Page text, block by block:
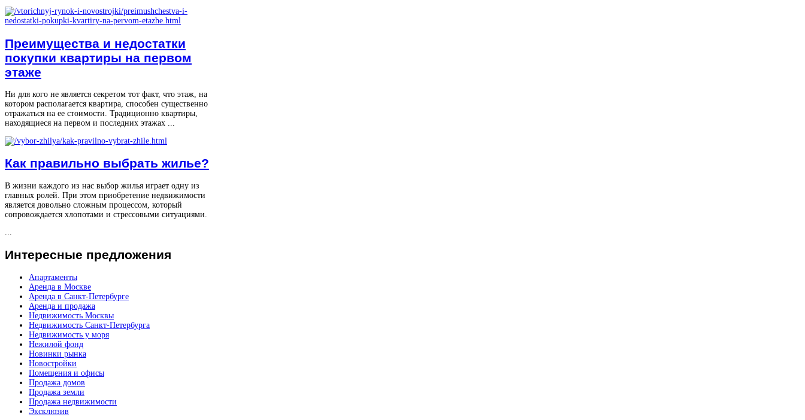
Преимущества и недостатки
покупки квартиры на первом
этаже
Ни для кого не является секретом тот факт, что этаж, на
котором располагается квартира, способен существенно
отражаться на ее стоимости. Традиционно квартиры,
находящиеся на первом и последних этажах ...
Как правильно выбрать жилье?
В жизни каждого из нас выбор жилья играет одну из
главных ролей. При этом приобретение недвижимости
является довольно сложным процессом, который
сопровождается хлопотами и стрессовыми ситуациями.
Интересные предложения
Апартаменты
Аренда в Москве
Аренда в Санкт-Петербурге
Аренда и продажа
Недвижимость Москвы
Недвижимость Санкт-Петербурга
Недвижимость у моря
Нежилой фонд
Новинки рынка
Новостройки
Помещения и офисы
Продажа домов
Продажа земли
Продажа недвижимости
Эксклюзив